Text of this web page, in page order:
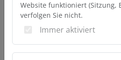
Website funktioniert (Sitzung,
verfolgen Sie nicht.
Immer aktiviert